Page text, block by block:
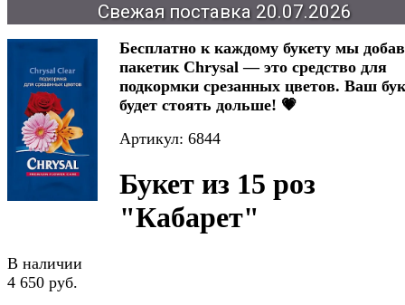
Свежая поставка 20.07.2026
Бесплатно к каждому букету мы
пакетик Chrysal — это средство для
подкормки срезанных цветов. Ваш
будет стоять дольше! 💗
Артикул: 6844
Букет из 15 роз
"Кабарет"
В наличии
4 650 руб.